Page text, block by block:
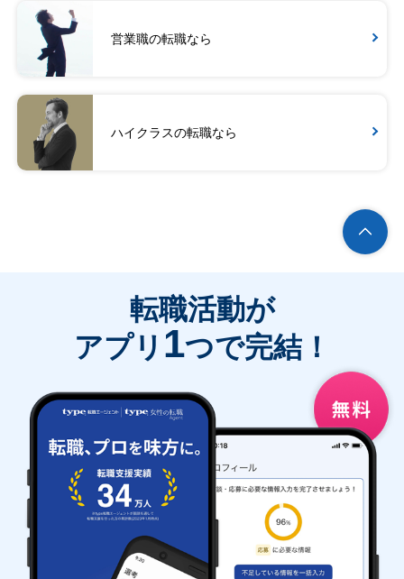
営業職の転職なら
ハイクラスの転職なら
転職活動が
アプリ 1つで完結！